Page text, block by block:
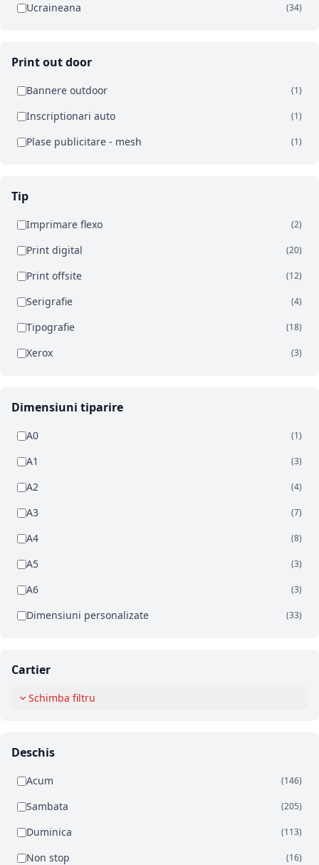
Ucraineana (34)
Print out door
Bannere outdoor (1)
Inscriptionari auto (1)
Plase publicitare - mesh (1)
Tip
Imprimare flexo (2)
Print digital (20)
Print offsite (12)
Serigrafie (4)
Tipografie (18)
Xerox (3)
Dimensiuni tiparire
A0 (1)
A1 (3)
A2 (4)
A3 (7)
A4 (8)
A5 (3)
A6 (3)
Dimensiuni personalizate (33)
Cartier
Schimba filtru
Deschis
Acum (146)
Sambata (205)
Duminica (113)
Non stop (16)